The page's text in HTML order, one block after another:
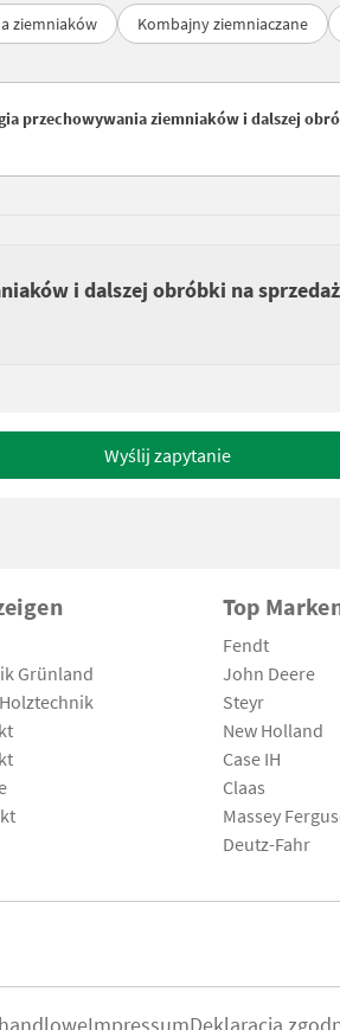
ziemniaków Kombajny ziemniaczane
przechowywania ziemniaków i dalszej
i dalszej obróbki na
Wyślij zapytanie
Grünland
Top
Fendt
John Deere
Steyr
New Holland
Case IH
Claas
Massey
Deutz-Fahr